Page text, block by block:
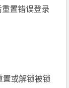
置错误登录
置或解锁被锁